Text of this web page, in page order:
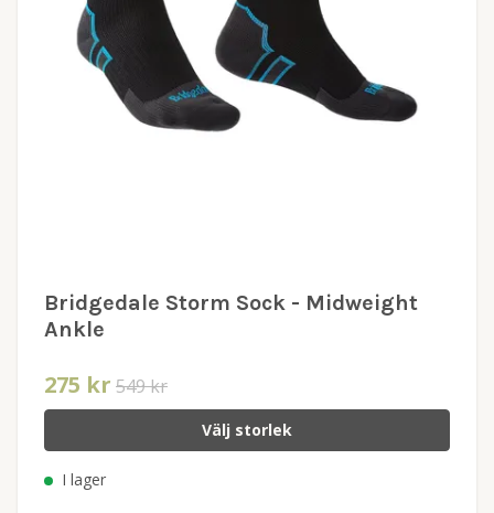
Bridgedale Storm Sock - Midweight
Ankle
275 kr 549 kr
Välj storlek
I lager